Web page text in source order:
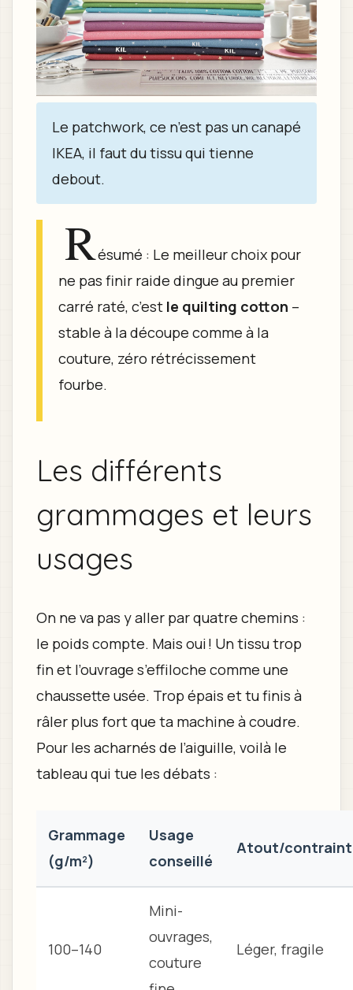
Le patchwork, ce n’est pas un canapé
IKEA, il faut du tissu qui tienne
debout.
Résumé : Le meilleur choix pour
ne pas finir raide dingue au premier
carré raté, c’est le quilting cotton –
stable à la découpe comme à la
couture, zéro rétrécissement
fourbe.
Les différents
grammages et leurs
usages
On ne va pas y aller par quatre chemins :
le poids compte. Mais oui ! Un tissu trop
fin et l’ouvrage s’effiloche comme une
chaussette usée. Trop épais et tu finis à
râler plus fort que ta machine à coudre.
Pour les acharnés de l’aiguille, voilà le
tableau qui tue les débats :
Grammage
(g/m²)
Usage
conseillé
Atout/
100–140
Mini-
ouvrages,
couture
Léger, fragile